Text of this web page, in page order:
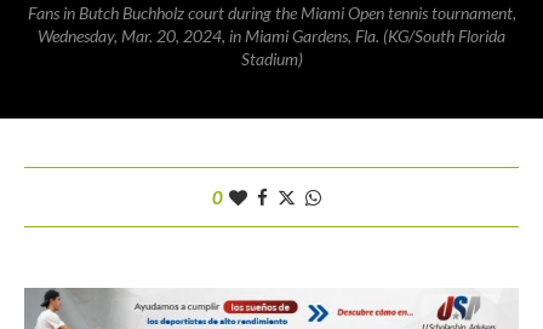
Fans in Butch Buchholz court during the Miami Open tennis tournament,
Wednesday, Mar. 20, 2024, in Miami Gardens, Fla. (KG/South Florida
Stadium)
0